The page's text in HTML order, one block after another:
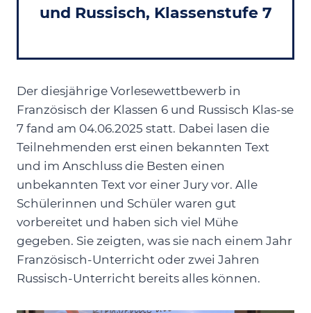
und Russisch, Klassenstufe 7
Der diesjährige Vorlesewettbewerb in
Französisch der Klassen 6 und Russisch Klas-se
7 fand am 04.06.2025 statt. Dabei lasen die
Teilnehmenden erst einen bekannten Text
und im Anschluss die Besten einen
unbekannten Text vor einer Jury vor. Alle
Schülerinnen und Schüler waren gut
vorbereitet und haben sich viel Mühe
gegeben. Sie zeigten, was sie nach einem Jahr
Französisch-Unterricht oder zwei Jahren
Russisch-Unterricht bereits alles können.